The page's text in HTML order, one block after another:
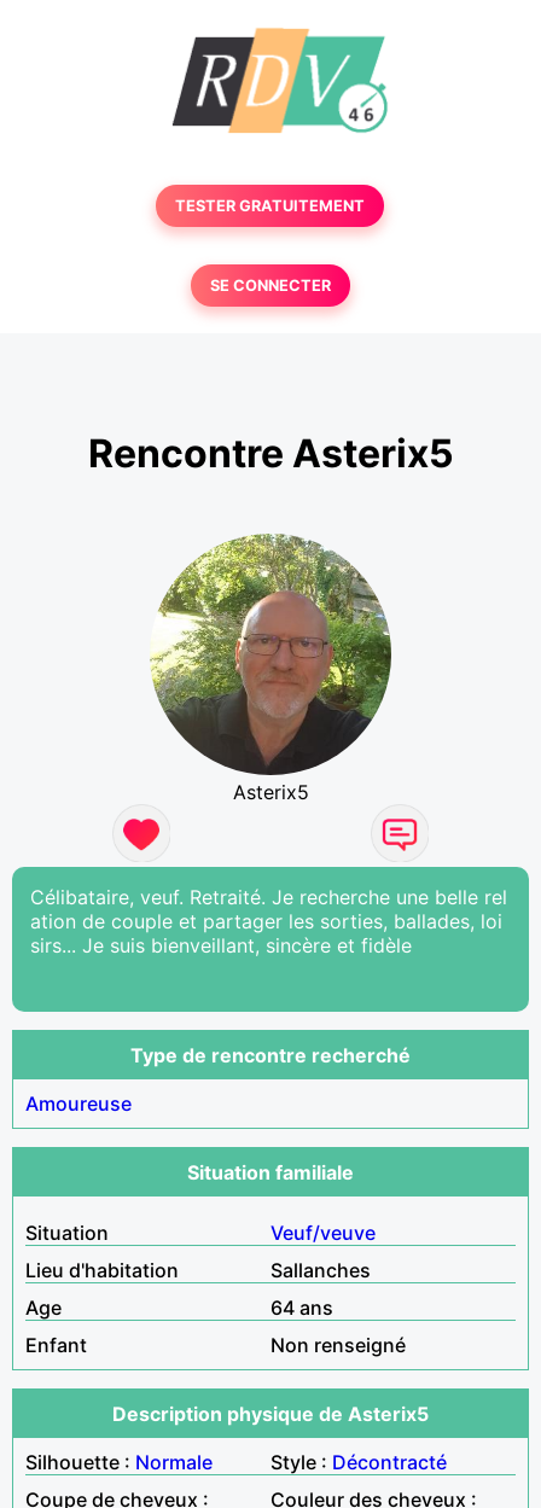
TESTER GRATUITEMENT
SE CONNECTER
Rencontre Asterix5
Asterix5
Célibataire, veuf. Retraité. Je recherche une belle rel
ation de couple et partager les sorties, ballades, loi
sirs... Je suis bienveillant, sincère et fidèle
Type de rencontre recherché
Amoureuse
Situation familiale
Situation
Veuf/veuve
Lieu d'habitation
Sallanches
Age
64 ans
Enfant
Non renseigné
Description physique de Asterix5
Silhouette : Normale Style : Décontracté
Coupe de cheveux :
Couleur des cheveux :